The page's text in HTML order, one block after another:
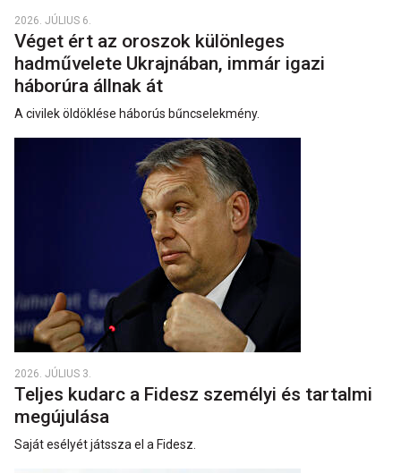
2026. JÚLIUS 6.
Véget ért az oroszok különleges
hadművelete Ukrajnában, immár igazi
háborúra állnak át
A civilek öldöklése háborús bűncselekmény.
2026. JÚLIUS 3.
Teljes kudarc a Fidesz személyi és tartalmi
megújulása
Saját esélyét játssza el a Fidesz.